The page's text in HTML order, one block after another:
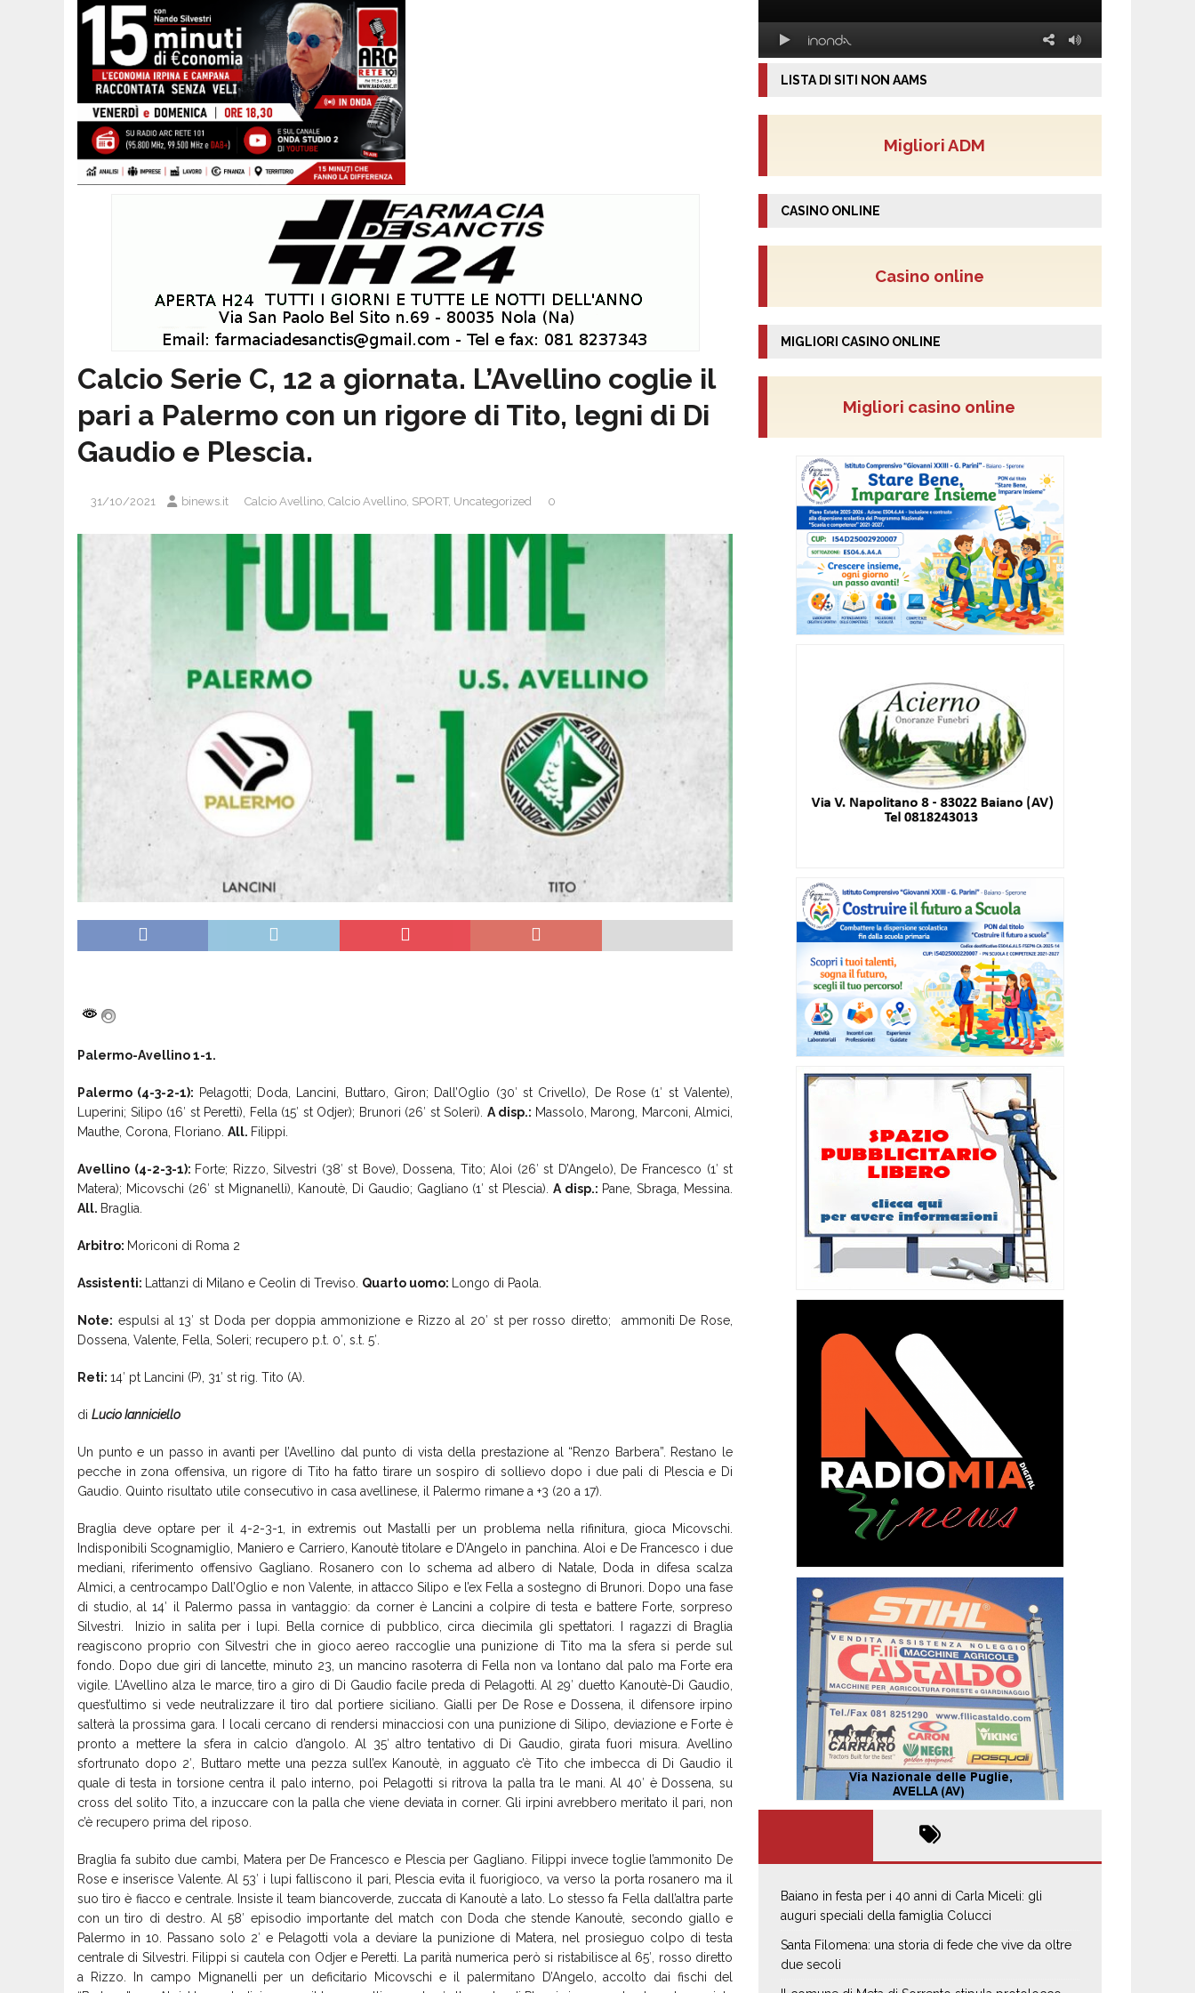
Calcio Serie C, 12 a giornata. L’Avellino coglie il
pari a Palermo con un rigore di Tito, legni di Di
Gaudio e Plescia.
31/10/2021 binews.it Calcio Avellino Calcio Avellino SPORT, Uncategorized 0
Palermo-Avellino 1-1.
Palermo (4-3-2-1): Pelagotti; Doda, Lancini, Buttaro, Giron; Dall’Oglio (30′ st Crivello), De Rose (1′ st Valente),
Luperini; Silipo (16′ st Peretti), Fella (15′ st Odjer); Brunori (26′ st Soleri). A disp.: Massolo, Marong, Marconi, Almici,
Mauthe, Corona, Floriano. All. Filippi.
Avellino (4-2-3-1): Forte; Rizzo, Silvestri (38′ st Bove), Dossena, Tito; Aloi (26′ st D’Angelo), De Francesco (1′ st
Matera); Micovschi (26′ st Mignanelli), Kanoutè, Di Gaudio; Gagliano (1′ st Plescia).A disp.: Pane, Sbraga, Messina.
All. Braglia.
Arbitro: Moriconi di Roma 2
Assistenti: Lattanzi di Milano e Ceolin di Treviso. Quarto uomo: Longo di Paola.
Note: espulsi al 13′ st Doda per doppia ammonizione e Rizzo al 20′ st per rosso diretto; ammoniti De Rose,
Dossena, Valente, Fella, Soleri; recupero p.t. 0′, s.t. 5′.
Reti: 14′ pt Lancini (P), 31′ st rig. Tito (A).
di Lucio Ianniciello
Un punto e un passo in avanti per l’Avellino dal punto di vista della prestazione al “Renzo Barbera”. Restano le
pecche in zona offensiva, un rigore di Tito ha fatto tirare un sospiro di sollievo dopo i due pali di Plescia e Di
Gaudio. Quinto risultato utile consecutivo in casa avellinese, il Palermo rimane a +3 (20 a 17).
Braglia deve optare per il 4-2-3-1, in extremis out Mastalli per un problema nella rifinitura, gioca Micovschi.
Indisponibili Scognamiglio, Maniero e Carriero, Kanoutè titolare e D’Angelo in panchina. Aloi e De Francesco i due
mediani, riferimento offensivo Gagliano. Rosanero con lo schema ad albero di Natale, Doda in difesa scalza
Almici, a centrocampo Dall’Oglio e non Valente, in attacco Silipo e l’ex Fella a sostegno di Brunori. Dopo una fase
di studio, al 14′ il Palermo passa in vantaggio: da corner è Lancini a colpire di testa e battere Forte, sorpreso
Silvestri. Inizio in salita per i lupi. Bella cornice di pubblico, circa diecimila gli spettatori. I ragazzi di Braglia
reagiscono proprio con Silvestri che in gioco aereo raccoglie una punizione di Tito ma la sfera si perde sul
fondo. Dopo due giri di lancette, minuto 23, un mancino rasoterra di Fella non va lontano dal palo ma Forte era
vigile. L’Avellino alza le marce, tiro a giro di Di Gaudio facile preda di Pelagotti. Al 29′ duetto Kanoutè-Di Gaudio,
quest’ultimo si vede neutralizzare il tiro dal portiere siciliano. Gialli per De Rose e Dossena, il difensore irpino
salterà la prossima gara. I locali cercano di rendersi minacciosi con una punizione di Silipo, deviazione e Forte è
pronto a mettere la sfera in calcio d’angolo. Al 35′ altro tentativo di Di Gaudio, girata fuori misura. Avellino
sfortrunato dopo 2′, Buttaro mette una pezza sull’ex Kanoutè, in agguato c’è Tito che imbecca di Di Gaudio il
quale di testa in torsione centra il palo interno, poi Pelagotti si ritrova la palla tra le mani. Al 40′ è Dossena, su
cross del solito Tito, a inzuccare con la palla che viene deviata in corner. Gli irpini avrebbero meritato il pari, non
c’è recupero prima del riposo.
Braglia fa subito due cambi, Matera per De Francesco e Plescia per Gagliano. Filippi invece toglie l’ammonito De
Rose e inserisce Valente. Al 53′ i lupi falliscono il pari, Plescia evita il fuorigioco, va verso la porta rosanero ma il
suo tiro è fiacco e centrale. Insiste il team biancoverde, zuccata di Kanoutè a lato. Lo stesso fa Fella dall’altra parte
con un tiro di destro. Al 58′ episodio importante del match con Doda che stende Kanoutè, secondo giallo e
Palermo in 10. Passano solo 2′ e Pelagotti vola a deviare la punizione di Matera, nel prosieguo colpo di testa
centrale di Silvestri. Filippi si cautela con Odjer e Peretti. La parità numerica però si ristabilisce al 65′, rosso diretto
a Rizzo. In campo Mignanelli per un deficitario Micovschi e il palermitano D’Angelo, accolto dai fischi del
LISTA DI SITI NON AAMS
Migliori ADM
CASINO ONLINE
Casino online
MIGLIORI CASINO ONLINE
Migliori casino online
Baiano in festa per i 40 anni di Carla Miceli: gli
auguri speciali della famiglia Colucci
Santa Filomena: una storia di fede che vive da oltre
due secoli